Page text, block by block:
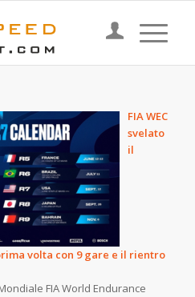
FIA WEC
svelato
il
volta con 9 gare e il rientro
FIA World Endurance